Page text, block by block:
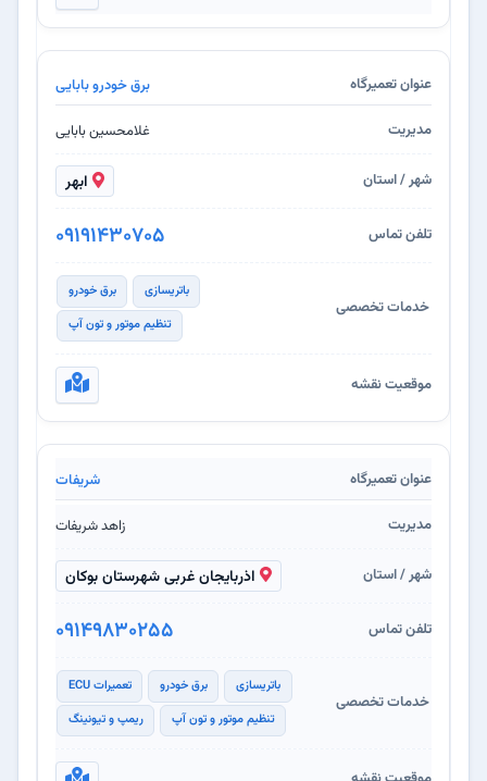
برق خودرو بابایی
غلامحسین بابایی
ابهر
09191430705
باتریسازی
برق خودرو
تنظیم موتور و تون آپ
شریفات
زاهد شریفات
اذربایجان غربی شهرستان بوکان
09149830255
باتریسازی برق خودرو
تعمیرات ECU
تنظیم موتور و تون آپ
ریمپ و تیونینگ